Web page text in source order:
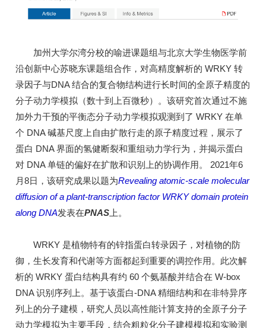
加州大学尔湾分校的喻进课题组与北京大学生物医学前
沿创新中心苏晓东课题组合作，对高精度解析的 WRKY 转
录因子与DNA 结合的复合物结构进行长时间的全原子精度的
分子动力学模拟（数十到上百微秒）。该研究首次通过不施
加外力干预的平衡态分子动力学模拟观测到了 WRKY 在单
个 DNA 碱基尺度上自由扩散行走的原子精度过程，展示了
蛋白 DNA 界面的氢健断裂和重组动力学行为，并揭示蛋白
对 DNA 单链的偏好在扩散和识别上的协调作用。 2021年6
月8日，该研究成果以题为Revealing atomic-scale molecular
diffusion of a plant-transcription factor WRKY domain protein
along DNA发表在PNAS 上。
WRKY 是植物特有的锌指蛋白转录因子，对植物的防
御，生长发育和代谢等方面都起到重要的调控作用。此次解
析的 WRKY 蛋白结构具有约 60 个氨基酸并结合在 W-box
DNA 识别序列上。基于该蛋白-DNA 精细结构和在非特异序
列上的分子建模，研究人员以高性能计算支持的全原子分子
动力学模拟为主要手段，结合粗粒化分子建模模拟和实验测